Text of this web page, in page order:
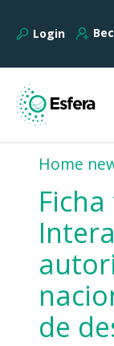
Login
Home
de